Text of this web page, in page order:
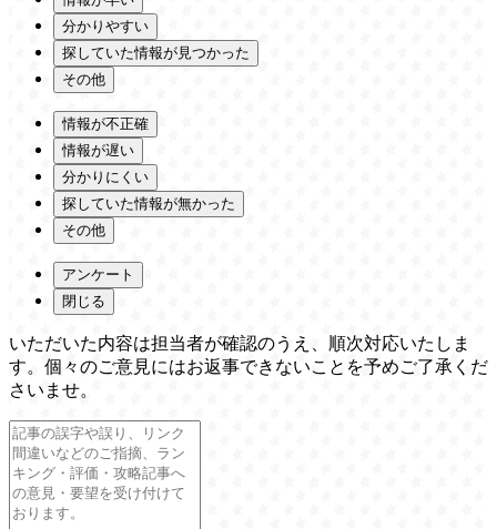
分かりやすい
探していた情報が見つかった
その他
情報が不正確
情報が遅い
分かりにくい
探していた情報が無かった
その他
アンケート
閉じる
いただいた内容は担当者が確認のうえ、順次対応いたしま
す。個々のご意見にはお返事できないことを予めご了承くだ
さいませ。